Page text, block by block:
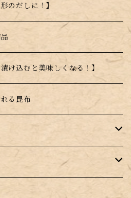
のだしに！】
け込むと美味しくなる！】
る昆布
】
ゃない！】